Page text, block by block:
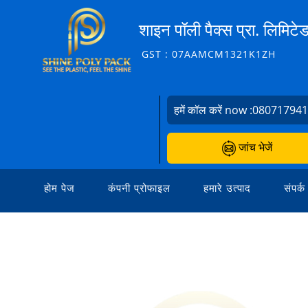
शाइन पॉली पैक्स प्रा.
GST : 07AAMCM1321K1ZH
हमें कॉल करें now :
जांच भेजें
होम पेज कंपनी प्रोफाइल हमारे उत्पाद